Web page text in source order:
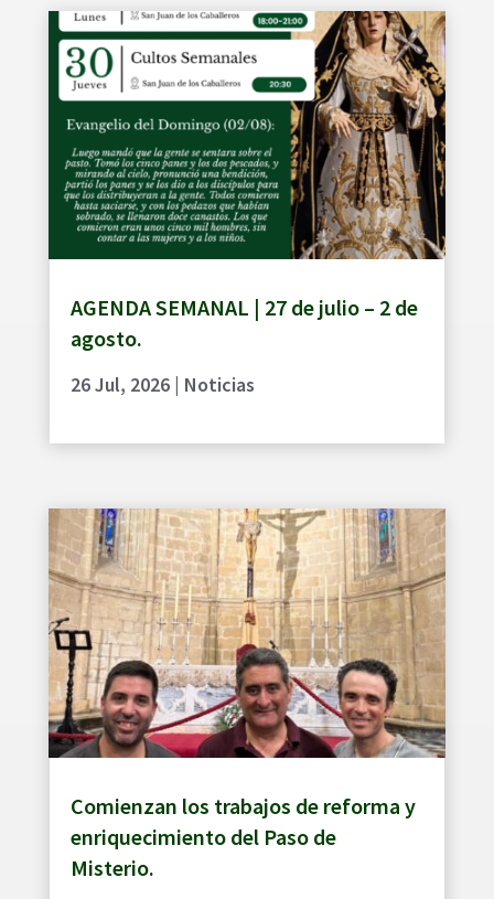
AGENDA SEMANAL | 27 de julio – 2 de
agosto.
26 Jul, 2026| Noticias
Comienzan los trabajos de reforma y
enriquecimiento del Paso de
Misterio.